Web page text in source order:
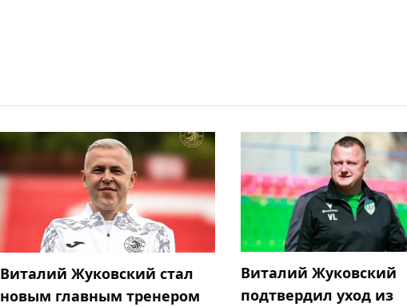
Виталий Жуковский стал
новым главным тренером
Виталий Жуковский
подтвердил уход из